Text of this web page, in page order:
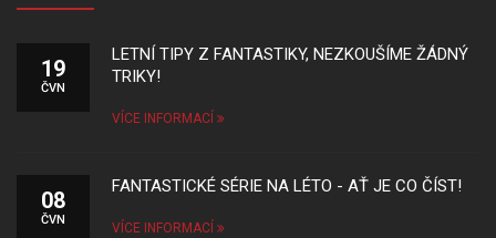
19
ČVN
LETNÍ TIPY Z FANTASTIKY, NEZKOUŠÍME ŽÁDNÝ
TRIKY!
VÍCE INFORMACÍ
08
ČVN
FANTASTICKÉ SÉRIE NA LÉTO - AŤ JE CO ČÍST!
VÍCE INFORMACÍ